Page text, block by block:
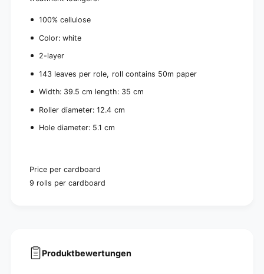
r
(
9
o
l
s
)
b
a
r
(
o
e
s
100% cellulose
Color: white
2-layer
143 leaves per role, roll contains 50m paper
Width: 39.5 cm length: 35 cm
Roller diameter: 12.4 cm
Hole diameter: 5.1 cm
Price per cardboard
9 rolls per cardboard
Produktbewertungen